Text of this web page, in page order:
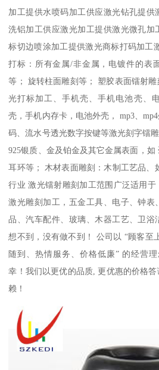
加工提供水喷码加工供应激光钻孔提供
洗铝加工供应激光加工提供激光微孔加
标切边喷涂加工提供激光商标打码加工
打标：所有金属/非金属，电镀件的表
等； 旋转柱面雕刻等； 塑胶表面镭射
光打标加工、手机壳、手机电池壳、
壳，手机内存卡，电池外壳， mp3、
码、流水号透光数字按键等激光刻字镭
925银质、金及铂金及其它金属表面，如
耳环等； 木材表面雕刻：木制工艺品、
行业 激光镭射雕刻加工范围广泛适用
激光雕刻加工，五金工具、电子、钟表
品、汽车配件、玻璃、木器工艺、卫浴
想不到，没有做不到！ 公司以 “顾客至
随到、热情服务、价格低廉” 的经营
幸！我们以更优的品质, 更优惠的价格
赖！